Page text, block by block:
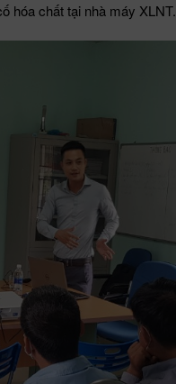
hóa chất tại nhà máy XLNT.